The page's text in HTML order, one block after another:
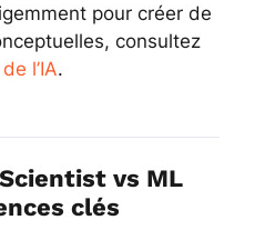
pour créer de
consultez
l’IA.
vs ML
clés